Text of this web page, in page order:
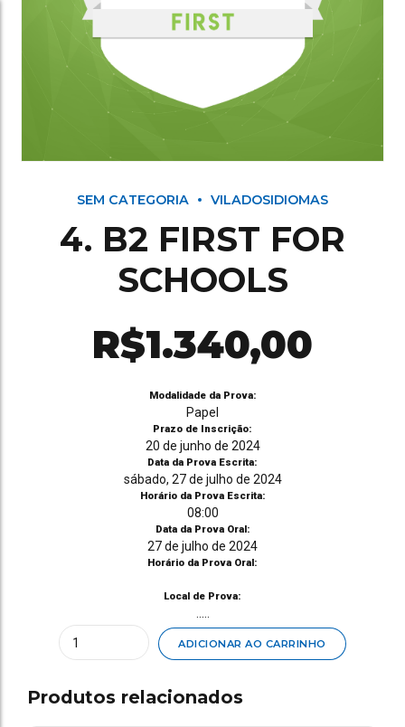
SEM CATEGORIA VILADOSIDIOMAS
4. B2 FIRST FOR
SCHOOLS
R$1.340,00
Modalidade da Prova:
Papel
Prazo de Inscrição:
20 de junho de 2024
Data da Prova Escrita:
sábado, 27 de julho de 2024
Horário da Prova Escrita:
08:00
Data da Prova Oral:
27 de julho de 2024
Horário da Prova Oral:
Local de Prova:
Quantity
ADICIONAR AO CARRINHO
Produtos relacionados